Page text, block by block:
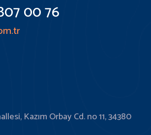
00 76
Kazım Orbay Cd. no 11, 34380